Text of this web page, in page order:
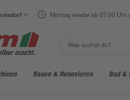
Montag wieder ab 07:00 Uhr
Bauen & Renovieren Bad &